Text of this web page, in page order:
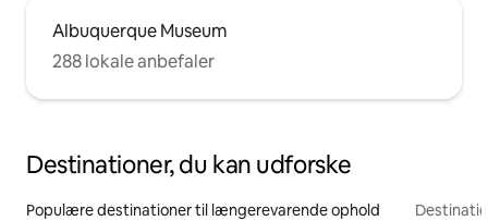
Albuquerque Museum
288 lokale anbefaler
Destinationer, du kan udforske
Populære destinationer til længerevarende ophold